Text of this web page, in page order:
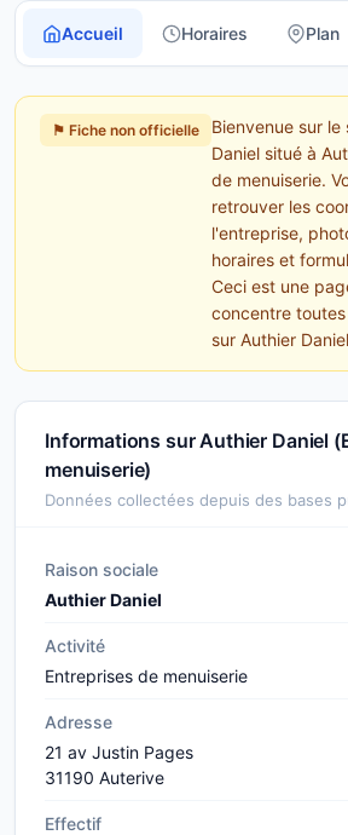
Accueil Horaires Plan
⚑ Fiche non officielle
Bienvenue sur
Daniel situé à
de menuiserie.
retrouver les
l'entreprise,
horaires et
Ceci est une
concentre
sur Authier
Informations sur Authier Daniel
menuiserie)
Données collectées depuis des bases
Raison sociale
Authier Daniel
Activité
Entreprises de menuiserie
Adresse
21 av Justin Pages
31190 Auterive
Effectif